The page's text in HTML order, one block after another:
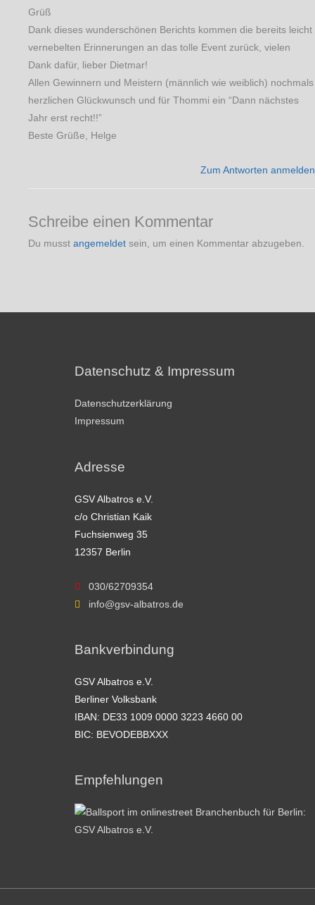
Dank dieses wunderschönen Berichts kommen die bereits leicht
vernebelten Erinnerungen an das tolle Event zurück, vielen
Dank dafür, lieber Dietmar!
Allen Gewinnern und Meistern (männlich wie weiblich) nochmals
herzlichen Glückwunsch und für Thommi ein “Dann nächstes
Jahr erst recht!!”
Beste Grüße, Helge
Zum Antworten anmelden
Schreibe einen Kommentar
Du musst angemeldet sein, um einen Kommentar abzugeben.
Datenschutz & Impressum
Datenschutzerklärung
Impressum
Adresse
GSV Albatros e.V.
c/o Christian Kaik
Fuchsienweg 35
12357 Berlin
030/62709354
info@gsv-albatros.de
Bankverbindung
GSV Albatros e.V.
Berliner Volksbank
IBAN: DE33 1009 0000 3223 4660 00
BIC: BEVODEBBXXX
Empfehlungen